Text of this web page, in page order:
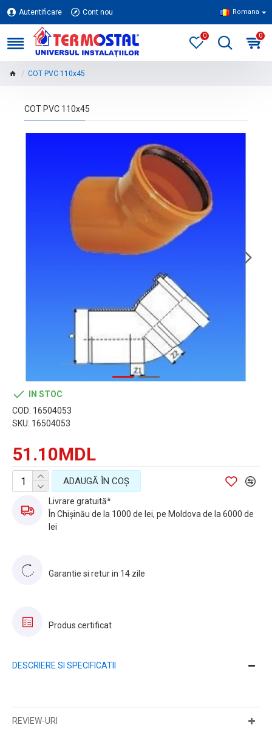
Autentificare Cont nou Romana
0 0
COT PVC 110x45
COT PVC 110x45
51.10MDL
IN STOC
COD: 16504053
SKU: 16504053
ADAUGĂ ÎN COŞ
Livrare gratuită*
În Chișinău de la 1000 de lei, pe Moldova de la 6000 de
lei
Garantie si retur in 14 zile
Produs certificat
DESCRIERE SI SPECIFICATII
REVIEW-URI